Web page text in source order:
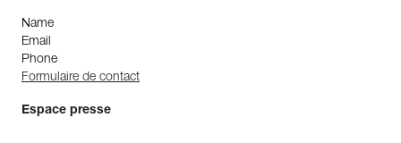
Name
Email
Phone
Formulaire de contact
Espace presse